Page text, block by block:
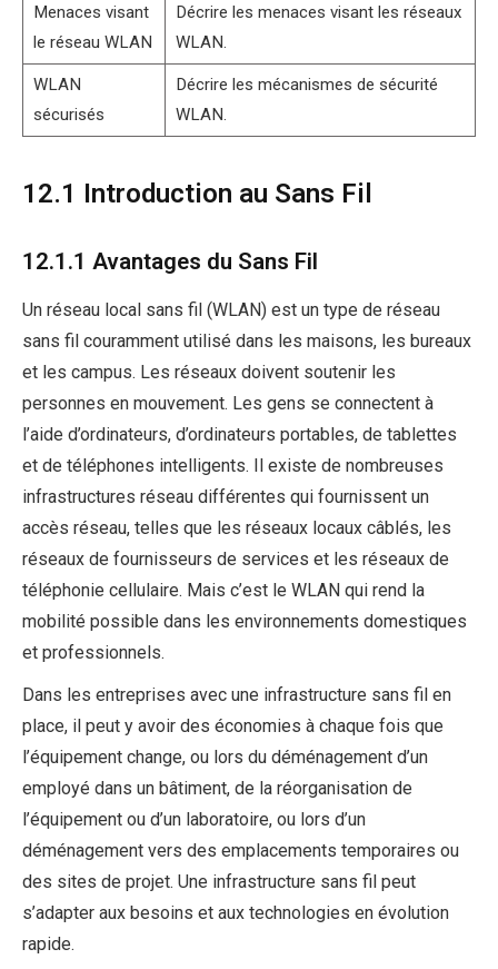
Menaces visant
le réseau WLAN
Décrire les menaces visant les réseaux
WLAN.
WLAN
sécurisés
Décrire les mécanismes de sécurité
WLAN.
12.1 Introduction au Sans Fil
12.1.1 Avantages du Sans Fil
Un réseau local sans fil (WLAN) est un type de réseau
sans fil couramment utilisé dans les maisons, les bureaux
et les campus. Les réseaux doivent soutenir les
personnes en mouvement. Les gens se connectent à
l’aide d’ordinateurs, d’ordinateurs portables, de tablettes
et de téléphones intelligents. Il existe de nombreuses
infrastructures réseau différentes qui fournissent un
accès réseau, telles que les réseaux locaux câblés, les
réseaux de fournisseurs de services et les réseaux de
téléphonie cellulaire. Mais c’est le WLAN qui rend la
mobilité possible dans les environnements domestiques
et professionnels.
Dans les entreprises avec une infrastructure sans fil en
place, il peut y avoir des économies à chaque fois que
l’équipement change, ou lors du déménagement d’un
employé dans un bâtiment, de la réorganisation de
l’équipement ou d’un laboratoire, ou lors d’un
déménagement vers des emplacements temporaires ou
des sites de projet. Une infrastructure sans fil peut
s’adapter aux besoins et aux technologies en évolution
rapide.